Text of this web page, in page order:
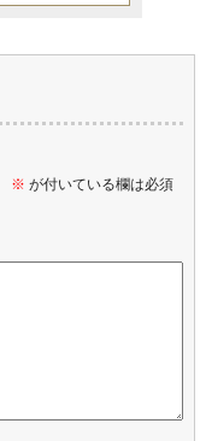
※ が付いている欄は必須